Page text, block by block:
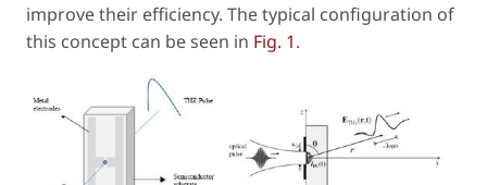
improve their efficiency. The typical configuration of
this concept can be seen in Fig. 1.